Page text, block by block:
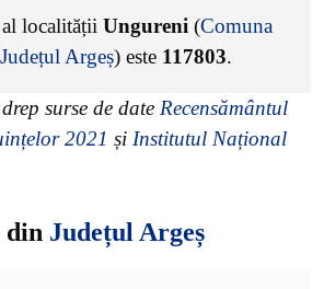
localității Ungureni (Comuna
Județul Argeș) este 117803.
surse de date Recensământul
2021 și Institutul Național
din Județul Argeș